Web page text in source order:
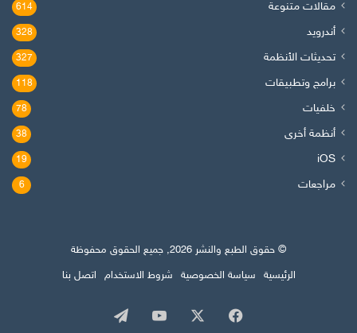
مقالات متنوعة 614
أندرويد 328
تحديثات الأنظمة 327
برامج وتطبيقات 118
خلفيات 78
أنظمة أخرى 38
iOS
19
مراجعات 6
© حقوق الطبع والنشر 2026, جميع الحقوق محفوظة
الرئيسية
سياسة الخصوصية شروط الاستخدام اتصل بنا
فيسبوك ‫YouTube